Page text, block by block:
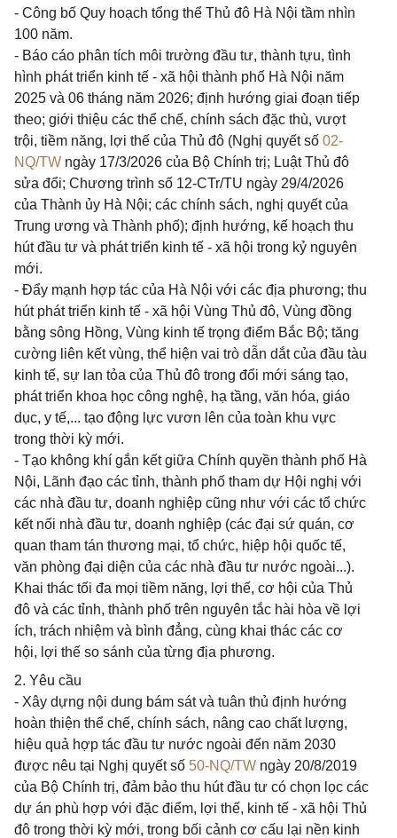
- Công bố Quy hoạch tổng thể Thủ đô Hà Nội tầm nhìn
100 năm.
- Báo cáo phân tích môi trường đầu tư, thành tựu, tình
hình phát triển kinh tế - xã hội thành phố Hà Nội năm
2025 và 06 tháng năm 2026; định hướng giai đoạn tiếp
theo; giới thiệu các thể chế, chính sách đặc thù, vượt
trội, tiềm năng, lợi thế của Thủ đô (Nghị quyết số 02-
NQ/TW ngày 17/3/2026 của Bộ Chính trị; Luật Thủ đô
sửa đổi; Chương trình số 12-CTr/TU ngày 29/4/2026
của Thành ủy Hà Nội; các chính sách, nghị quyết của
Trung ương và Thành phố); định hướng, kế hoạch thu
hút đầu tư và phát triển kinh tế - xã hội trong kỷ nguyên
mới.
- Đẩy mạnh hợp tác của Hà Nội với các địa phương; thu
hút phát triển kinh tế - xã hội Vùng Thủ đô, Vùng đồng
bằng sông Hồng, Vùng kinh tế trọng điểm Bắc Bộ; tăng
cường liên kết vùng, thể hiện vai trò dẫn dắt của đầu tàu
kinh tế, sự lan tỏa của Thủ đô trong đổi mới sáng tạo,
phát triển khoa học công nghệ, hạ tầng, văn hóa, giáo
dục, y tế,... tạo động lực vươn lên của toàn khu vực
trong thời kỳ mới.
- Tạo không khí gắn kết giữa Chính quyền thành phố Hà
Nội, Lãnh đạo các tỉnh, thành phố tham dự Hội nghị với
các nhà đầu tư, doanh nghiệp cũng như với các tổ chức
kết nối nhà đầu tư, doanh nghiệp (các đại sứ quán, cơ
quan tham tán thương mại, tổ chức, hiệp hội quốc tế,
văn phòng đại diện của các nhà đầu tư nước ngoài...).
Khai thác tối đa mọi tiềm năng, lợi thế, cơ hội của Thủ
đô và các tỉnh, thành phố trên nguyên tắc hài hòa về lợi
ích, trách nhiệm và bình đẳng, cùng khai thác các cơ
hội, lợi thế so sánh của từng địa phương.
2. Yêu cầu
- Xây dựng nội dung bám sát và tuân thủ định hướng
hoàn thiện thể chế, chính sách, nâng cao chất lượng,
hiệu quả hợp tác đầu tư nước ngoài đến năm 2030
được nêu tại Nghị quyết số 50-NQ/TW ngày 20/8/2019
của Bộ Chính trị, đảm bảo thu hút đầu tư có chọn lọc các
dự án phù hợp với đặc điểm, lợi thế, kinh tế - xã hội Thủ
đô trong thời kỳ mới, trong bối cảnh cơ cấu lại nền kinh